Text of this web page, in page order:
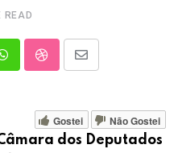
READ
WhatsappStumbleUpon
Share
Email
Gostei
Não Gostei
dos Deputados